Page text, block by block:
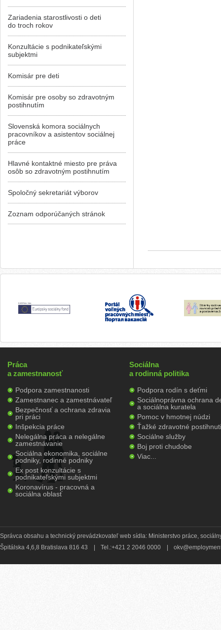
Zariadenia starostlivosti o deti
do troch rokov
Konzultácie s podnikateľskými
subjektmi
Komisár pre deti
Komisár pre osoby so zdravotným
postihnutím
Slovenská komora sociálnych
pracovníkov a asistentov sociálnej
práce
Hlavné kontaktné miesto pre práva
osôb so zdravotným postihnutím
Spoločný sekretariát výborov
Zoznam odporúčaných stránok
Práca
a zamestnanosť
Podpora zamestnanosti
Zamestnanec a zamestnávateľ
Bezpečnosť a ochrana zdravia
pri práci
Inšpekcia práce
Nelegálna práca a nelegálne
zamestnávanie
Sociálna ekonomika, sociálne
podniky, rodinné podniky
Ex post konzultácie s
podnikateľskými subjektmi
Koronavírus - pracovná a
sociálna oblasť
Sociálna
a rodinná politika
Podpora rodín s deťmi
Sociálnoprávna ochrana
a sociálna kuratela
Pomoc v hmotnej núdzi
Ťažké zdravotné
Sociálne služby
Boj proti chudobe
Viac...
Správca obsahu a technický prevádzkovateľ web sídla: Ministerstvo práce,
Špitálska 4,6,8 Bratislava 816 43
Tel.:+421 2 2046 0000